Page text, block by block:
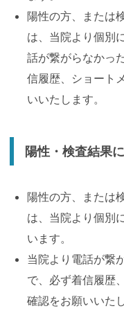
陽性の方、または
は、当院より個別
話が繋がらなかっ
信履歴、ショート
いいたします。
陽性・検査結果
陽性の方、または
は、当院より個別
います。
当院より電話が繋
で、必ず着信履歴
確認をお願いいた